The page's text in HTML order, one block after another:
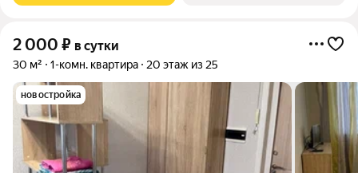
2 000 ₽ в сутки
30 м² 1-комн. квартира 20 этаж из 25
новостройка